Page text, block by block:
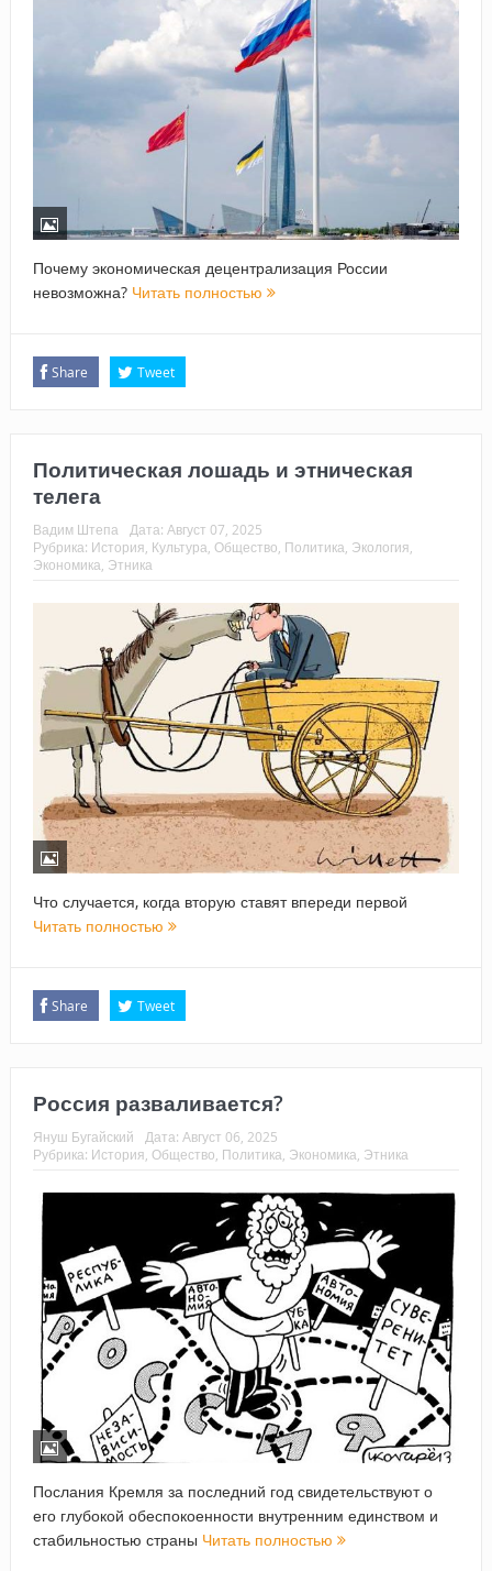
Почему экономическая децентрализация России
невозможна? Читать полностью
Share Tweet
Политическая лошадь и этническая
телега
Вадим Штепа Дата: Август 07, 2025
Рубрика: История, Культура, Общество, Политика, Экология,
Экономика, Этника
Что случается, когда вторую ставят впереди первой
Читать полностью
Share Tweet
Россия разваливается?
Януш Бугайский Дата: Август 06, 2025
Рубрика: История, Общество, Политика, Экономика, Этника
Послания Кремля за последний год свидетельствуют о
его глубокой обеспокоенности внутренним единством и
стабильностью страны Читать полностью